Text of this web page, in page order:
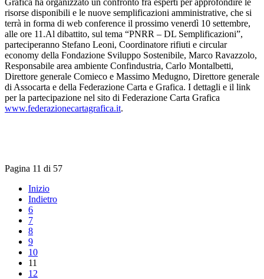
Grafica ha organizzato un confronto fra esperti per approfondire le
risorse disponibili e le nuove semplificazioni amministrative, che si
terrà in forma di web conference il prossimo venerdì 10 settembre,
alle ore 11.Al dibattito, sul tema “PNRR – DL Semplificazioni”,
parteciperanno Stefano Leoni, Coordinatore rifiuti e circular
economy della Fondazione Sviluppo Sostenibile, Marco Ravazzolo,
Responsabile area ambiente Confindustria, Carlo Montalbetti,
Direttore generale Comieco e Massimo Medugno, Direttore generale
di Assocarta e della Federazione Carta e Grafica. I dettagli e il link
per la partecipazione nel sito di Federazione Carta Grafica
www.federazionecartagrafica.it.
Pagina 11 di 57
Inizio
Indietro
6
7
8
9
10
11
12